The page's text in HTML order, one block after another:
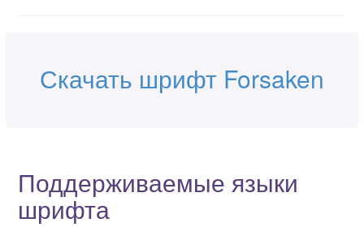
Скачать шрифт Forsaken
Поддерживаемые языки
шрифта